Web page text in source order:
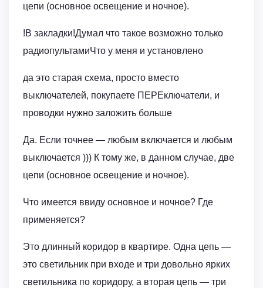
цепи (основное освещение и ночное).
!В закладки!Думал что такое возможно только
радиопультамиЧто у меня и установлено
да это старая схема, просто вместо
выключателей, покупаете ПЕРЕключатели, и
проводки нужно заложить больше
Да. Если точнее — любым включается и любым
выключается ))) К тому же, в данном случае, две
цепи (основное освещение и ночное).
Что имеется ввиду основное и ночное? Где
применяется?
Это длинный коридор в квартире. Одна цепь —
это светильник при входе и три довольно ярких
светильника по коридору, а вторая цепь — три